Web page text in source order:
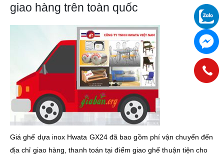
giao hàng trên toàn quốc
Giá ghế dựa inox Hwata GX24 đã bao gồm phí vận chuyển đến
địa chỉ giao hàng, thanh toán tại điểm giao ghế thuận tiện cho